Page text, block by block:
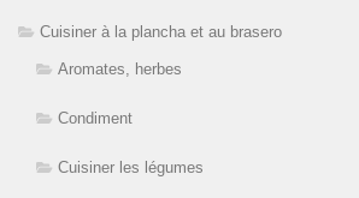
Cuisiner à la plancha et au brasero
Aromates, herbes
Condiment
Cuisiner les légumes